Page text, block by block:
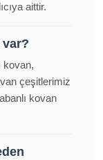
aittir.
var?
kovan,
çeşitlerimiz
kovan